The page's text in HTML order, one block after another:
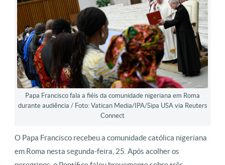
Papa Francisco fala a fiéis da comunidade nigeriana em Roma
durante audiência / Foto: Vatican Media/IPA/Sipa USA via Reuters
Connect
O Papa Francisco recebeu a comunidade católica nigeriana
em Roma nesta segunda-feira, 25. Após acolher os